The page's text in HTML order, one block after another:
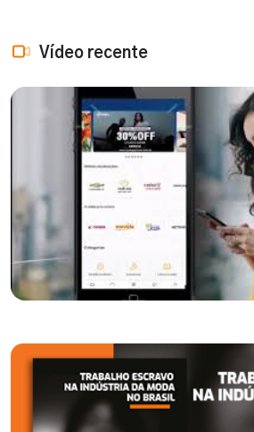
Vídeo recente